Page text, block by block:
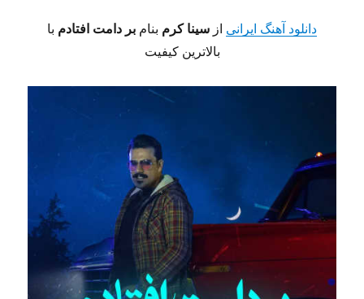
دانلود آهنگ ایرانی از سینا کرم بنام بر دامت افتادم با
بالاترین کیفیت